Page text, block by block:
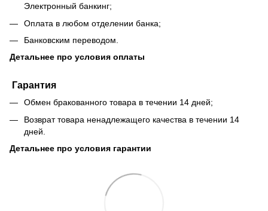
Электронный банкинг;
Оплата в любом отделении банка;
Банковским переводом.
Детальнее про условия оплаты
Гарантия
Обмен бракованного товара в течении 14 дней;
Возврат товара ненадлежащего качества в течении 14
дней.
Детальнее про условия гарантии